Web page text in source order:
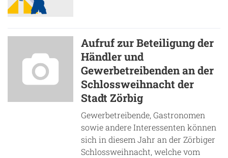
Aufruf zur Beteiligung der
Händler und
Gewerbetreibenden an der
Schlossweihnacht der
Stadt Zörbig
Gewerbetreibende, Gastronomen
sowie andere Interessenten können
sich in diesem Jahr an der Zörbiger
Schlossweihnacht, welche vom